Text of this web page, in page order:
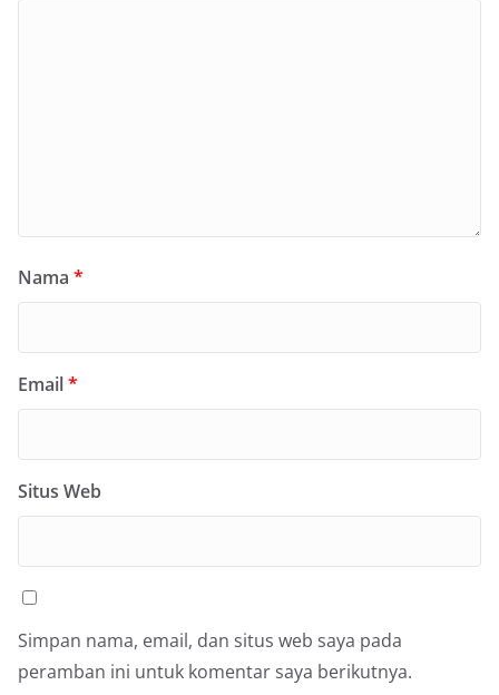
Nama *
Email*
Situs Web
Simpan nama, email, dan situs web saya pada
peramban ini untuk komentar saya berikutnya.